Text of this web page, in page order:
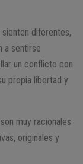
diferentes,
a sentirse
un conflicto con
propia libertad y
muy racionales
originales y